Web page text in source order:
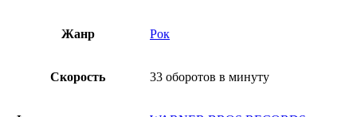
Жанр Рок
Скорость 33 оборотов в минуту